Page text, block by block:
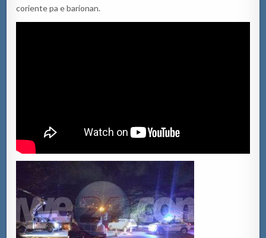
coriente pa e barionan.